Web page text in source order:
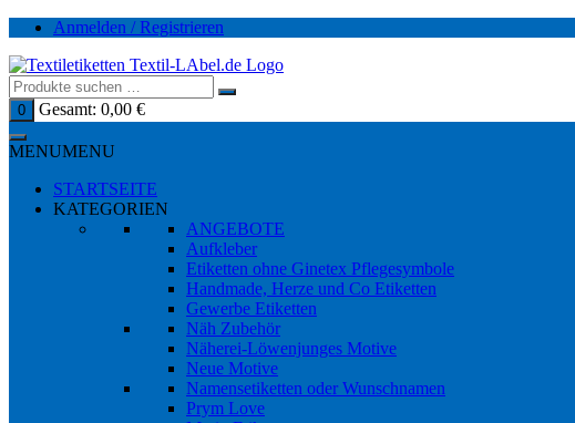
Zum
springen
Anmelden / Registrieren
0 Gesamt: 0,00 €
MENUMENU
STARTSEITE
KATEGORIEN
ANGEBOTE
Aufkleber
Etiketten ohne Ginetex Pflegesymbole
Handmade, Herze und Co Etiketten
Gewerbe Etiketten
Näh Zubehör
Näherei-Löwenjunges Motive
Neue Motive
Namensetiketten oder Wunschnamen
Prym Love